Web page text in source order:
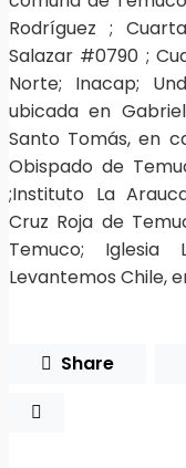
Rodríguez ;
Salazar #0790 ;
Norte; Inacap;
ubicada en
Santo Tomás, en
Obispado de
;Instituto La
Cruz Roja de
Temuco; Iglesia
Levantemos Chile,
Share